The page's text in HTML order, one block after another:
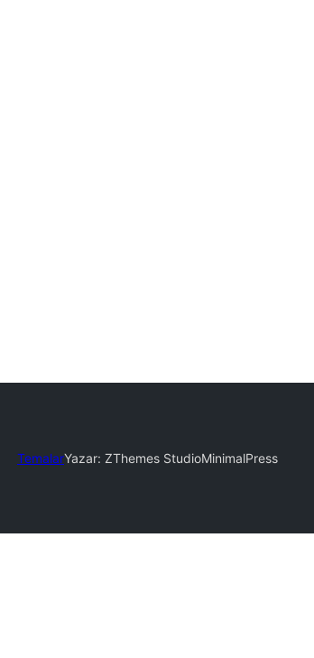
TemalarYazar: ZThemes StudioMinimalPress